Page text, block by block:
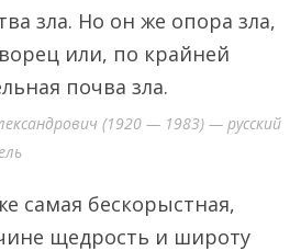
зла. Но он же опора зла,
или, по крайней
почва зла.
(1920 — 1983) — русский
самая бескорыстная,
щедрость и широту